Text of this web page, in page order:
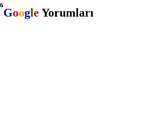
Google Yorumları